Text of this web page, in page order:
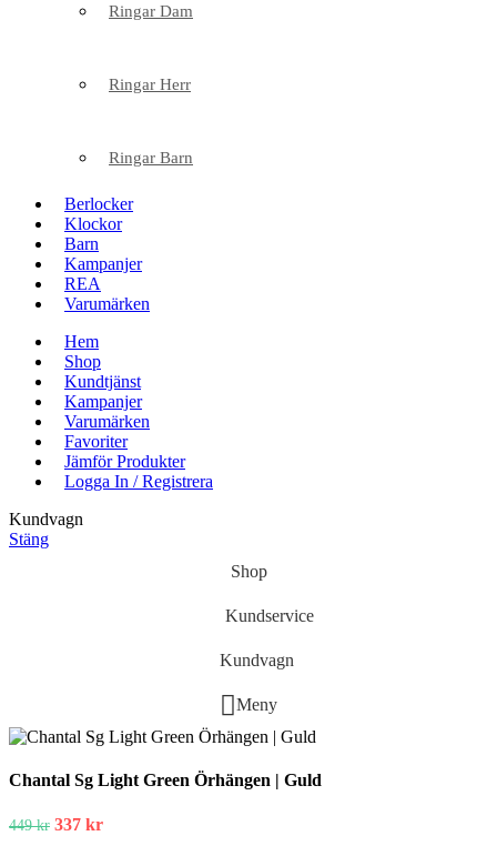
Ringar Dam
Ringar Herr
Ringar Barn
Berlocker
Klockor
Barn
Kampanjer
REA
Varumärken
Hem
Shop
Kundtjänst
Kampanjer
Varumärken
Favoriter
Jämför Produkter
Logga In / Registrera
Kundvagn
Stäng
Shop
Kundservice
Kundvagn
Meny
Chantal Sg Light Green Örhängen | Guld
449kr 337 kr